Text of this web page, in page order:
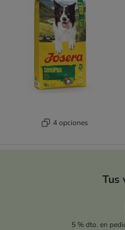
4 opciones
Tus
5 % dto. en